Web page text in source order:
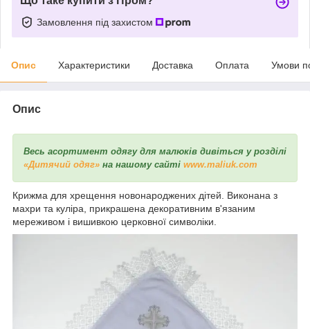
Замовлення під захистом
Опис Характеристики Доставка Оплата Умови
Опис
Весь асортимент одягу для малюків дивіться у розділі
«Дитячий одяг» на нашому сайті www.maliuk.com
Крижма для хрещення новонароджених дітей. Виконана з
махри та куліра, прикрашена декоративним в'язаним
мереживом і вишивкою церковної символіки.